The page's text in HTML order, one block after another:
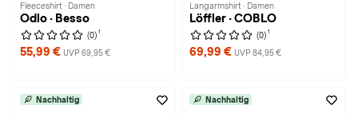
Fleeceshirt · Damen
Odlo · Besso
(0) 1
55,99 € UVP 69,95 €
Langarmshirt · Damen
Löffler · COBLO
(0) 1
69,99 € UVP 84,95 €
Nachhaltig Nachhaltig